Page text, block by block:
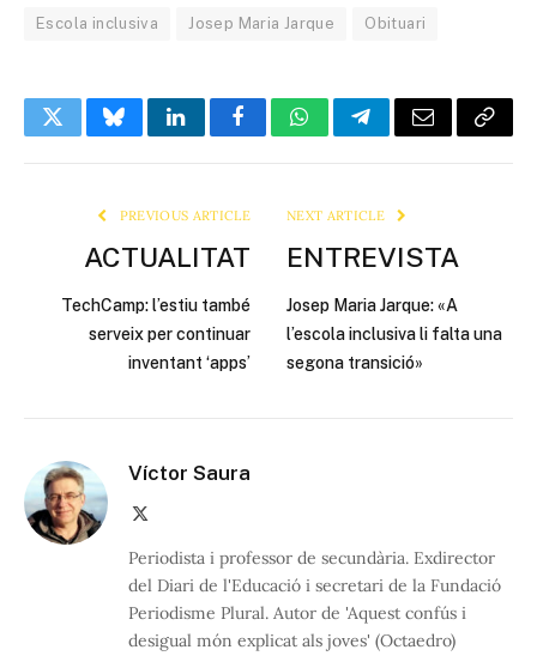
Escola inclusiva Josep Maria Jarque Obituari
TwitterBlueskyLinkedInFacebookWhatsAppTelegramEmail Copy
PREVIOUS ARTICLE
ACTUALITAT
TechCamp: l’estiu també
serveix per continuar
inventant ‘apps’
NEXT ARTICLE
ENTREVISTA
Josep Maria Jarque: «A
l’escola inclusiva li falta una
segona transició»
Víctor Saura
Periodista i professor de secundària. Exdirector
del Diari de l'Educació i secretari de la Fundació
Periodisme Plural. Autor de 'Aquest confús i
desigual món explicat als joves' (Octaedro)